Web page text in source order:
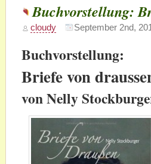
Buchvorstellung:
cloudy September 2nd,
Buchvorstellung:
Briefe von
von Nelly